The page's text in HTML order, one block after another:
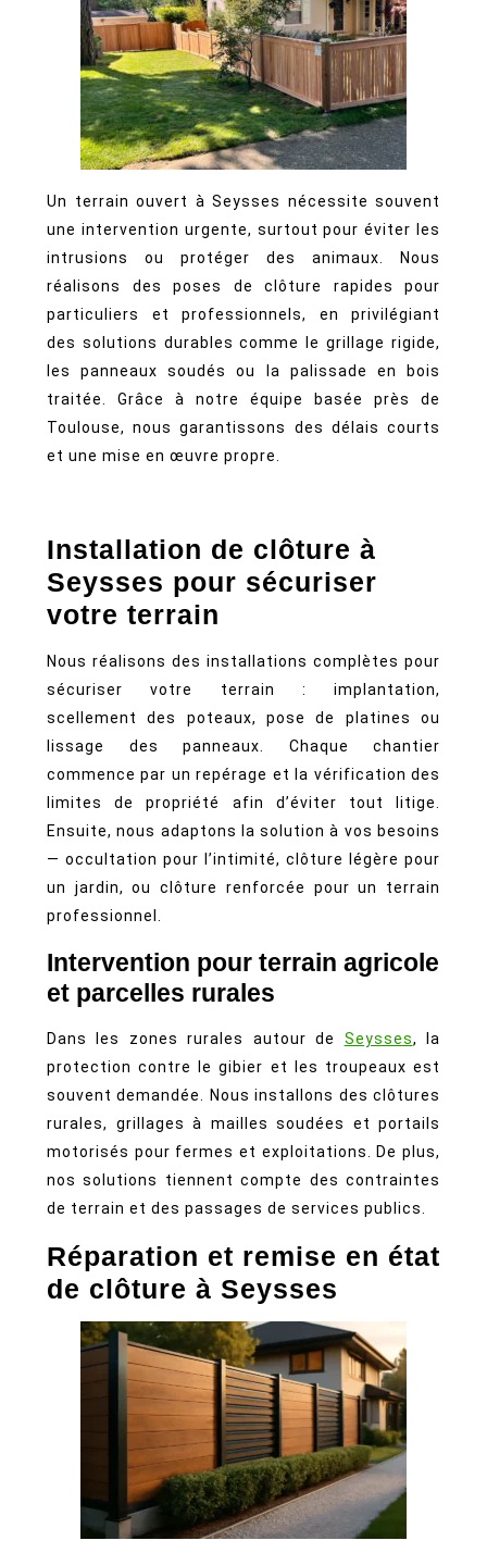
Un terrain ouvert à Seysses nécessite souvent
une intervention urgente, surtout pour éviter les
intrusions ou protéger des animaux. Nous
réalisons des poses de clôture rapides pour
particuliers et professionnels, en privilégiant
des solutions durables comme le grillage rigide,
les panneaux soudés ou la palissade en bois
traitée. Grâce à notre équipe basée près de
Toulouse, nous garantissons des délais courts
et une mise en œuvre propre.
Installation de clôture à
Seysses pour sécuriser
votre terrain
Nous réalisons des installations complètes pour
sécuriser votre terrain : implantation,
scellement des poteaux, pose de platines ou
lissage des panneaux. Chaque chantier
commence par un repérage et la vérification des
limites de propriété afin d’éviter tout litige.
Ensuite, nous adaptons la solution à vos besoins
— occultation pour l’intimité, clôture légère pour
un jardin, ou clôture renforcée pour un terrain
professionnel.
Intervention pour terrain agricole
et parcelles rurales
Dans les zones rurales autour de Seysses, la
protection contre le gibier et les troupeaux est
souvent demandée. Nous installons des clôtures
rurales, grillages à mailles soudées et portails
motorisés pour fermes et exploitations. De plus,
nos solutions tiennent compte des contraintes
de terrain et des passages de services publics.
Réparation et remise en état
de clôture à Seysses